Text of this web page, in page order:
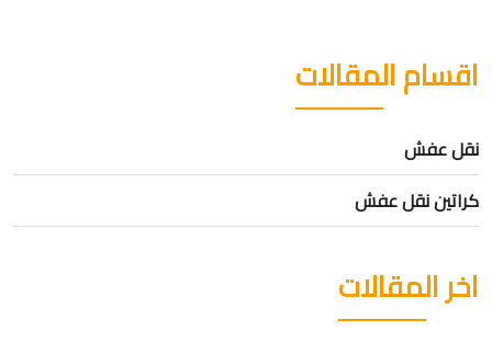
اقسام المقالات
نقل عفش
كراتين نقل عفش
اخر المقالات